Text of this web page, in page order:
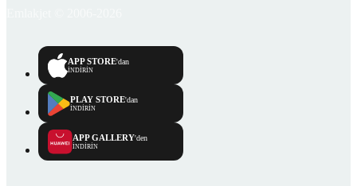
APP STORE'dan
İNDİRİN
PLAY STORE'dan
İNDİRİN
APP GALLERY'den
İNDİRİN